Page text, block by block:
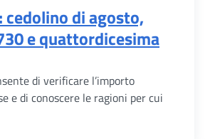
cedolino di agosto,
e quattordicesima
di verificare l’importo
e di conoscere le ragioni per cui